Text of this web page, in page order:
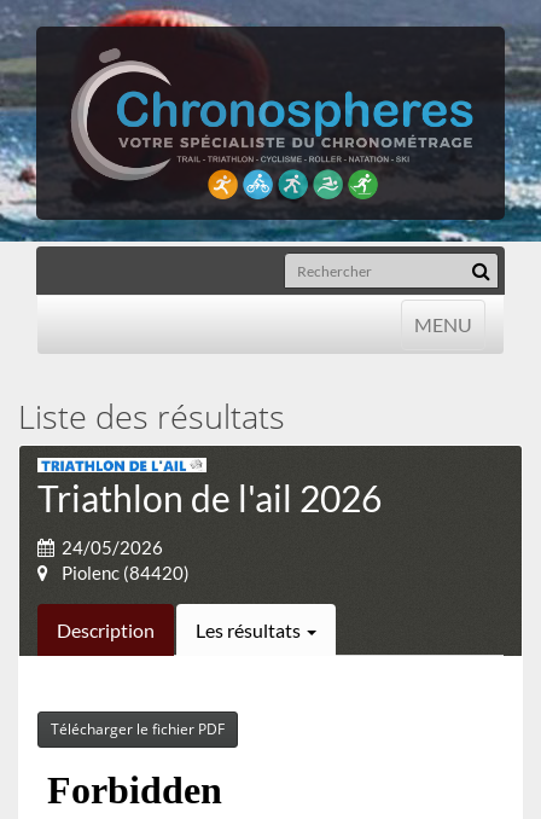
MENU
MENU
Liste des résultats
Triathlon de l'ail 2026
24/05/2026
Piolenc (84420)
Description Les résultats
Télécharger le fichier PDF